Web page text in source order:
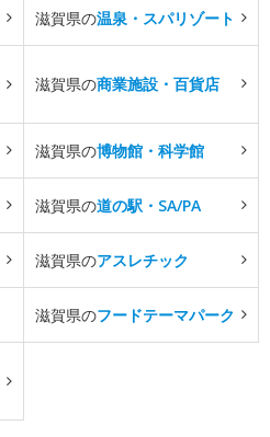
滋賀県の温泉・スパリゾート
滋賀県の商業施設・百貨店
滋賀県の博物館・科学館
滋賀県の道の駅・SA/PA
滋賀県のアスレチック
滋賀県のフードテーマパーク